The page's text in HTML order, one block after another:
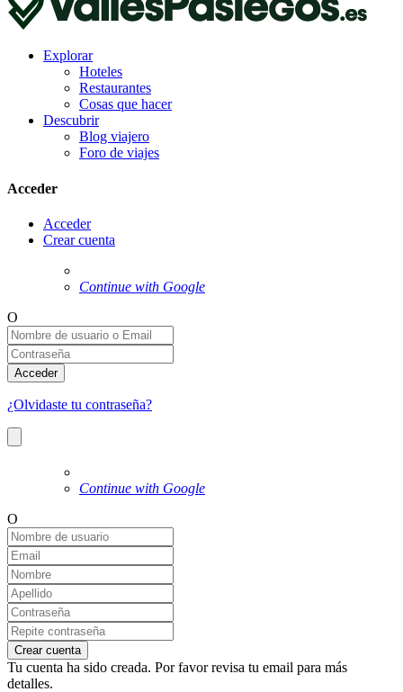
Explorar
Hoteles
Restaurantes
Cosas que hacer
Descubrir
Blog viajero
Foro de viajes
Acceder
Acceder
Crear cuenta
Continue with Google
O
Acceder
¿Olvidaste tu contraseña?
Continue with Google
O
Crear cuenta
Tu cuenta ha sido creada. Por favor revisa tu email para más
detalles.